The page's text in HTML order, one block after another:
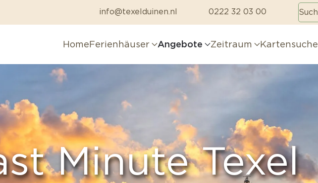
info@texelduinen.nl 0222 32 03 00
Home Ferienhäuser Angebote Zeitraum Kartensuche
Minute Texel